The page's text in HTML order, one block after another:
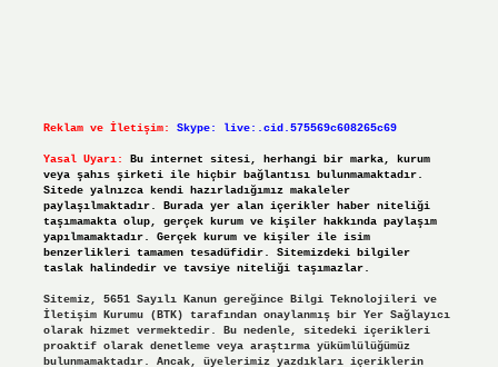
Reklam ve İletişim: Skype: live:.cid.575569c608265c69
Yasal Uyarı:
Bu internet sitesi, herhangi bir marka, kurum
veya şahıs şirketi ile hiçbir bağlantısı bulunmamaktadır.
Sitede yalnızca kendi hazırladığımız makaleler
paylaşılmaktadır. Burada yer alan içerikler haber niteliği
taşımamakta olup, gerçek kurum ve kişiler hakkında paylaşım
yapılmamaktadır. Gerçek kurum ve kişiler ile isim
benzerlikleri tamamen tesadüfidir. Sitemizdeki bilgiler
taslak halindedir ve tavsiye niteliği taşımazlar.
Sitemiz, 5651 Sayılı Kanun gereğince Bilgi Teknolojileri ve
İletişim Kurumu (BTK) tarafından onaylanmış bir Yer Sağlayıcı
olarak hizmet vermektedir. Bu nedenle, sitedeki içerikleri
proaktif olarak denetleme veya araştırma yükümlülüğümüz
bulunmamaktadır. Ancak, üyelerimiz yazdıkları içeriklerin